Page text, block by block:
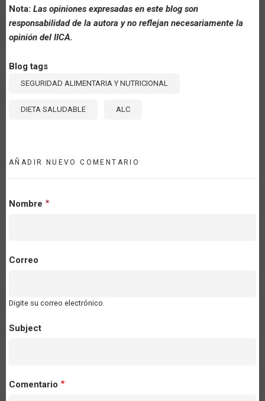
Nota: Las opiniones expresadas en este blog son
responsabilidad de la autora y no reflejan necesariamente la
opinión del IICA.
Blog tags
SEGURIDAD ALIMENTARIA Y NUTRICIONAL
DIETA SALUDABLE ALC
AÑADIR NUEVO COMENTARIO
Nombre
Correo
Digite su correo electrónico.
Subject
Comentario